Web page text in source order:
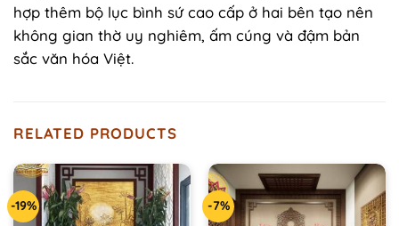
hợp thêm bộ lục bình sứ cao cấp ở hai bên tạo nên
không gian thờ uy nghiêm, ấm cúng và đậm bản
sắc văn hóa Việt.
RELATED PRODUCTS
-19% -7%